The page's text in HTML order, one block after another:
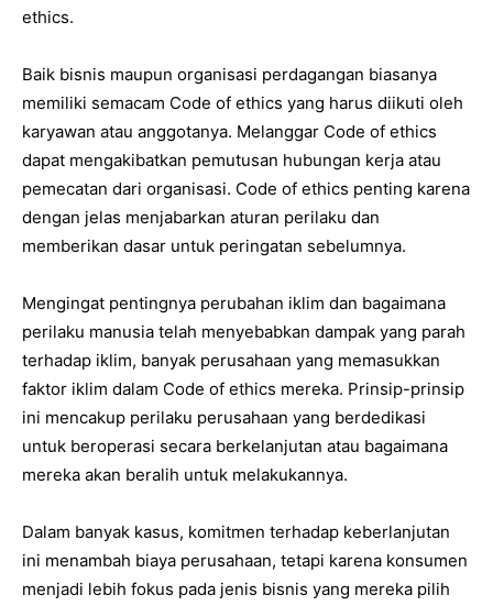
ethics.
Baik bisnis maupun organisasi perdagangan biasanya
memiliki semacam Code of ethics yang harus diikuti oleh
karyawan atau anggotanya. Melanggar Code of ethics
dapat mengakibatkan pemutusan hubungan kerja atau
pemecatan dari organisasi. Code of ethics penting karena
dengan jelas menjabarkan aturan perilaku dan
memberikan dasar untuk peringatan sebelumnya.
Mengingat pentingnya perubahan iklim dan bagaimana
perilaku manusia telah menyebabkan dampak yang parah
terhadap iklim, banyak perusahaan yang memasukkan
faktor iklim dalam Code of ethics mereka. Prinsip-prinsip
ini mencakup perilaku perusahaan yang berdedikasi
untuk beroperasi secara berkelanjutan atau bagaimana
mereka akan beralih untuk melakukannya.
Dalam banyak kasus, komitmen terhadap keberlanjutan
ini menambah biaya perusahaan, tetapi karena konsumen
menjadi lebih fokus pada jenis bisnis yang mereka pilih